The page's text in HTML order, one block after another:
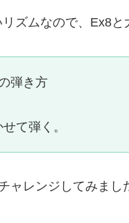
ズムなので、Ex8
弾き方
て弾く。
レンジしてみまし